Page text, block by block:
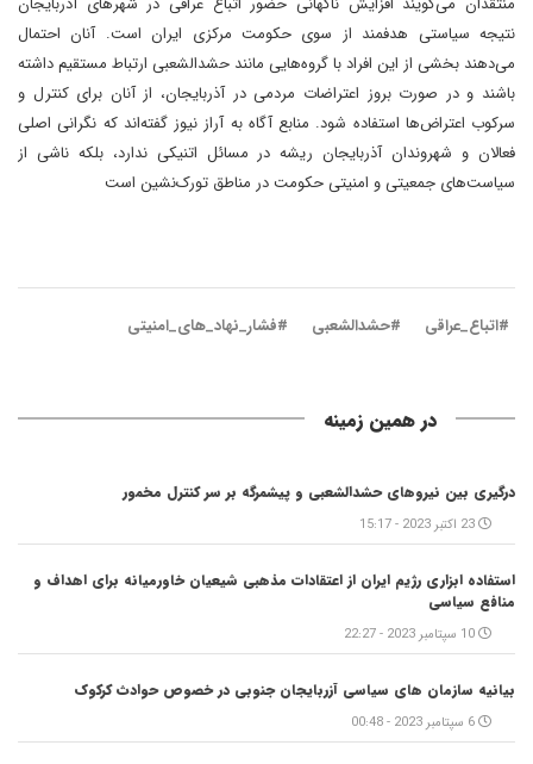
نتیجه سیاستی هدفمند از سوی حکومت مرکزی ایران است. آنان احتمال
می‌دهند بخشی از این افراد با گروه‌هایی مانند حشدالشعبی ارتباط مستقیم داشته
باشند و در صورت بروز اعتراضات مردمی در آذربایجان، از آنان برای کنترل و
سرکوب اعتراض‌ها استفاده شود. منابع آگاه به آراز نیوز گفته‌اند که نگرانی اصلی
فعالان و شهروندان آذربایجان ریشه در مسائل اتنیکی ندارد، بلکه ناشی از
سیاست‌های جمعیتی و امنیتی حکومت در مناطق تورک‌نشین است
#اتباع_عراقی #حشدالشعبی #فشار_نهاد_های_امنیتی
در همین زمینه
درگیری بین نیروهای حشدالشعبی و پیشمرگه بر سر کنترل مخمور
23 اکتبر 2023 - 15:17
استفاده ابزاری رژیم ایران از اعتقادات مذهبی شیعیان خاورمیانه برای اهداف و
منافع سیاسی
10 سپتامبر 2023 - 22:27
بیانیه سازمان های سیاسی آزربایجان جنوبی در خصوص حوادث کرکوک
6 سپتامبر 2023 - 00:48